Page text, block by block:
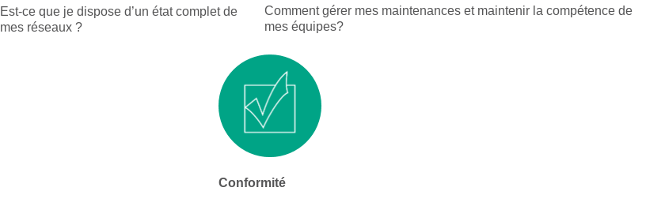
Est-ce que je dispose d’un état complet de
mes réseaux ?
Comment gérer mes maintenances et maintenir la compétence de
mes équipes?
Conformité